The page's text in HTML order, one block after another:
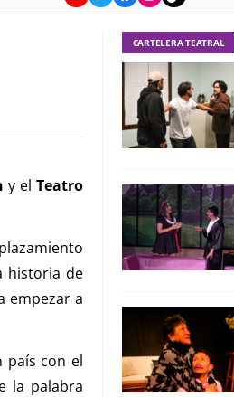
y el Teatro
historia de
empezar a
país con el
la palabra
CARTELERA TEATRAL